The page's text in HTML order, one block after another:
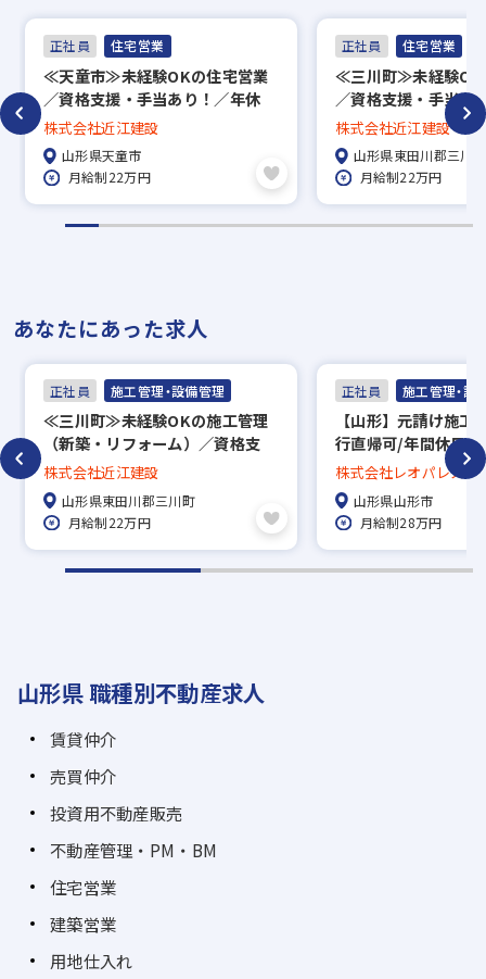
▼
内定
※入社時期は相談に応じます。
※現在、在職中の方も積極的にご応募くださ
い。応募の秘密は厳守いたします。
正社員 住宅営業
≪天童市≫未経験OKの住宅営業
／資格支援・手当あり！／年休
115日／火・水・祝やすみ
株式会社近江建設
山形県天童市
月給制22万円
正社員 住宅営業
≪三川町≫未経験OK
／資格支援・手当あ
115日／火・水・祝
株式会社近江建設
山形県東田川郡三川町
月給制22万円
あなたにあった求人
正社員 施工管理・設備管理
≪三川町≫未経験OKの施工管理
（新築・リフォーム）／資格支
援・手当あり！／年休115日／
日・祝やすみ
株式会社近江建設
山形県東田川郡三川町
月給制22万円
正社員 施工管理・設
【山形】元請け施工
行直帰可/年間休日
生充実◎/プライム
約4,000名の大手企
く働きやすい環境
株式会社レオパレス21
山形県山形市
月給制28万円
山形県 職種別不動産求人
賃貸仲介
売買仲介
投資用不動産販売
不動産管理・PM・BM
住宅営業
建築営業
用地仕入れ